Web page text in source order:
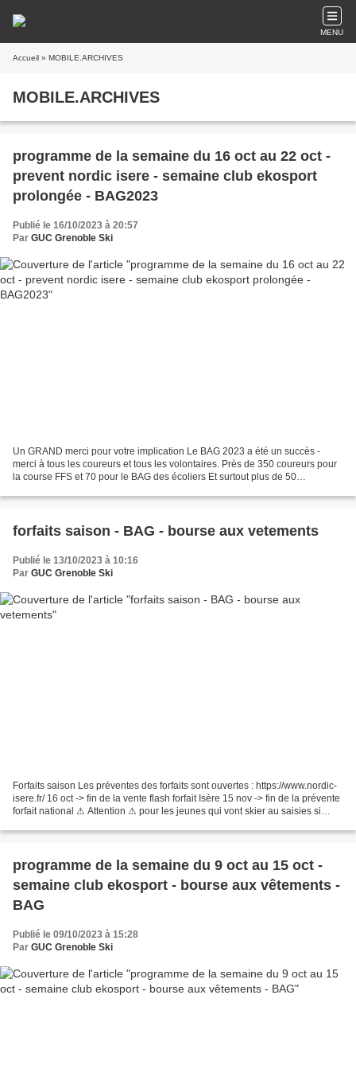
MENU
Accueil » MOBILE.ARCHIVES
MOBILE.ARCHIVES
programme de la semaine du 16 oct au 22 oct -
prevent nordic isere - semaine club ekosport
prolongée - BAG2023
Publié le 16/10/2023 à 20:57
Par GUC Grenoble Ski
Un GRAND merci pour votre implication Le BAG 2023 a été un succès -
merci à tous les coureurs et tous les volontaires. Près de 350 coureurs pour
la course FFS et 70 pour le BAG des écoliers Et surtout plus de 50
forfaits saison - BAG - bourse aux vetements
Publié le 13/10/2023 à 10:16
Par GUC Grenoble Ski
Forfaits saison Les préventes des forfaits sont ouvertes : https://www.nordic-
isere.fr/ 16 oct -> fin de la vente flash forfait Isère 15 nov -> fin de la prévente
forfait national ⚠ Attention ⚠ pour les jeunes qui vont skier au saisies si
programme de la semaine du 9 oct au 15 oct -
semaine club ekosport - bourse aux vêtements -
BAG
Publié le 09/10/2023 à 15:28
Par GUC Grenoble Ski